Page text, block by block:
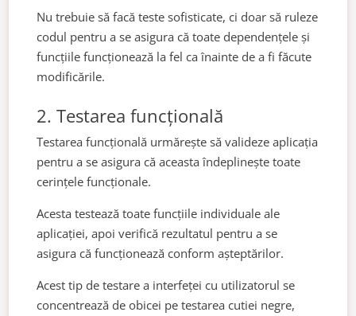
Nu trebuie să facă teste sofisticate, ci doar să ruleze
codul pentru a se asigura că toate dependențele și
funcțiile funcționează la fel ca înainte de a fi făcute
modificările.
2. Testarea funcțională
Testarea funcțională urmărește să valideze aplicația
pentru a se asigura că aceasta îndeplinește toate
cerințele funcționale.
Acesta testează toate funcțiile individuale ale
aplicației, apoi verifică rezultatul pentru a se
asigura că funcționează conform așteptărilor.
Acest tip de testare a interfeței cu utilizatorul se
concentrează de obicei pe testarea cutiei negre,